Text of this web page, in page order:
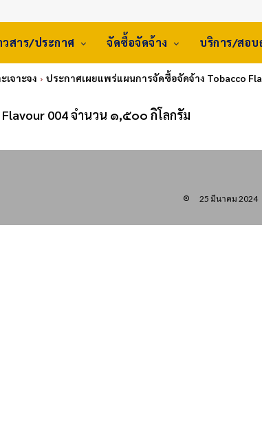
วสาร/ประกาศ จัดซื้อจัดจ้าง บริการ/สอบ
เจาะจง ประกาศเผยแพร่แผนการจัดซื้อจัดจ้าง Tobacco
004 จำนวน ๑,๕๐๐ กิโลกรัม
25 มีนาคม 2024